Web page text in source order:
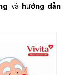
và hướng dẫn